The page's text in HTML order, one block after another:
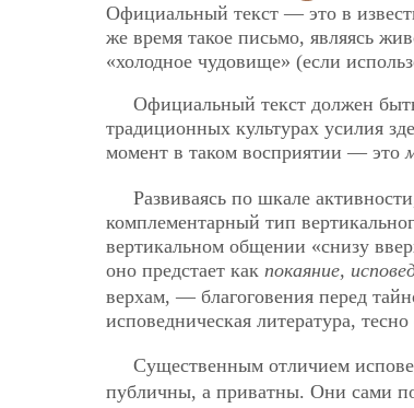
Официальный текст — это в
же время такое письмо, являясь
«холодное чудовище» (если
Официальный текст должен
традиционных культурах усилия
момент в таком восприятии — это
Развиваясь по шкале
комплементарный тип
вертикальном общении «снизу
оно предстает как покаяние,
верхам, — благоговения перед
исповедническая литература,
Существенным отличием
публичны, а приватны. Они сами